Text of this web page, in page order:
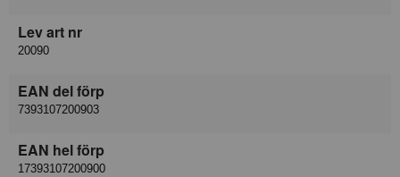
Lev art nr
20090
EAN del förp
7393107200903
EAN hel förp
17393107200900